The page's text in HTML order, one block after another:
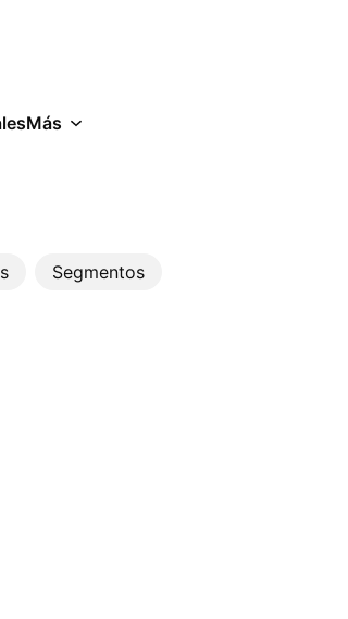
Más
Segmentos